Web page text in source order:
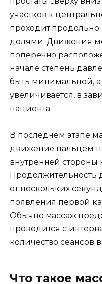
участков к
проходит
долями. Движения
поперечно
начале степень
быть минимальной, а
увеличивается, в
пациента.
В последнем этапе
движение пальцем
внутренней стороны
Продолжительность
от нескольких
появления первой
Обычно массаж
проводится с
количество сеансов
Что такое